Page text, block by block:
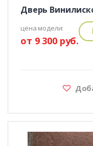
Дверь
цена модели:
от 9 300 руб.